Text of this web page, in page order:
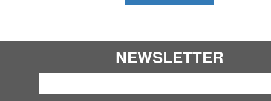
NEWSLETTER